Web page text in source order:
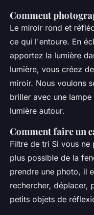
Comment
Le miroir rond et
ce qui l'entoure. En
apportez la lumière
lumière, vous créez
miroir. Nous voulons
briller avec une
lumière autour.
Comment faire un
Filtre de tri Si vous
plus possible de la
prendre une photo, il
rechercher, déplacer,
petits objets de